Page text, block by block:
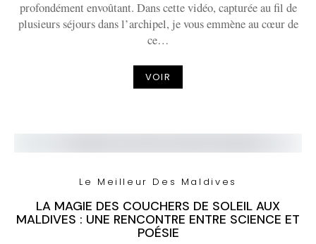
profondément envoûtant. Dans cette vidéo, capturée au fil de
plusieurs séjours dans l’archipel, je vous emmène au cœur de
ce…
VOIR
Le Meilleur Des Maldives
LA MAGIE DES COUCHERS DE SOLEIL AUX
MALDIVES : UNE RENCONTRE ENTRE SCIENCE ET
POÉSIE